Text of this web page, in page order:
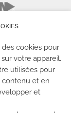
cookies pour
votre appareil.
utilisées pour
contenu et en
et